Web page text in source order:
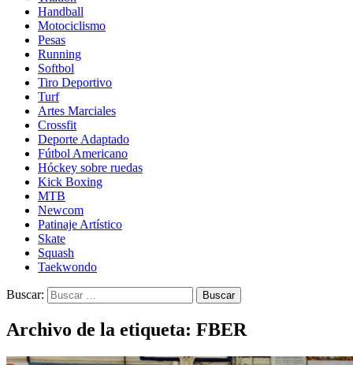
Handball
Motociclismo
Pesas
Running
Softbol
Tiro Deportivo
Turf
Artes Marciales
Crossfit
Deporte Adaptado
Fútbol Americano
Hóckey sobre ruedas
Kick Boxing
MTB
Newcom
Patinaje Artístico
Skate
Squash
Taekwondo
Buscar:
Archivo de la etiqueta: FBER